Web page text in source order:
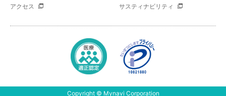
アクセス サスティナビリティ
Copyright © Mynavi Corporation